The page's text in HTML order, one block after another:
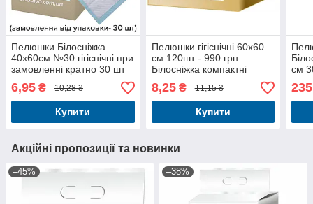
Пелюшки Білосніжка
40х60см №30 гігієнічні при
замовленні кратно 30 шт
6,95 ₴ 10,28 ₴
Купити
Пелюшки гігієнічні 60х60
см 120шт - 990 грн
Білосніжка компактні
замовлення кратно 30 шт
8,25₴ 11,15 ₴
Купити
см
235
Акційні пропозиції та новинки
–45% –38%